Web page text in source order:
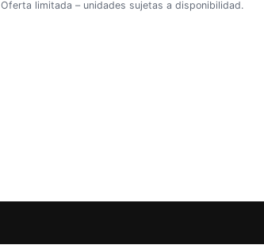
Oferta limitada – unidades sujetas a disponibilidad.